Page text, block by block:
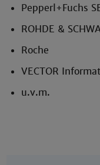
Pepperl+Fuchs
ROHDE &
Roche
VECTOR
u.v.m.